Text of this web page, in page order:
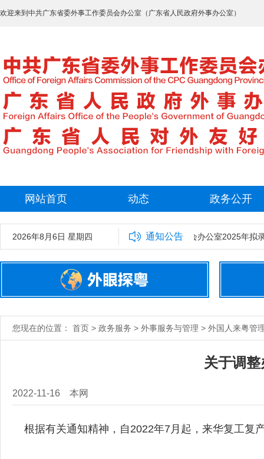
欢迎来到中共广东省委外事工作委员会办公室（广东省人民政府外事办公室）
网站首页 动态 政务公开
2026年8月6日 星期四 通知公告
中共广东省委外事工作委员会办公室2025年拟录
您现在的位置： 首页 > 政务服务 > 外事服务与管理 > 外国人来粤管
关于调
2022-11-16 本网
根据有关通知精神，自2022年7月起，来华复工复